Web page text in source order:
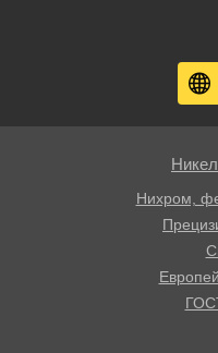
Нихром,